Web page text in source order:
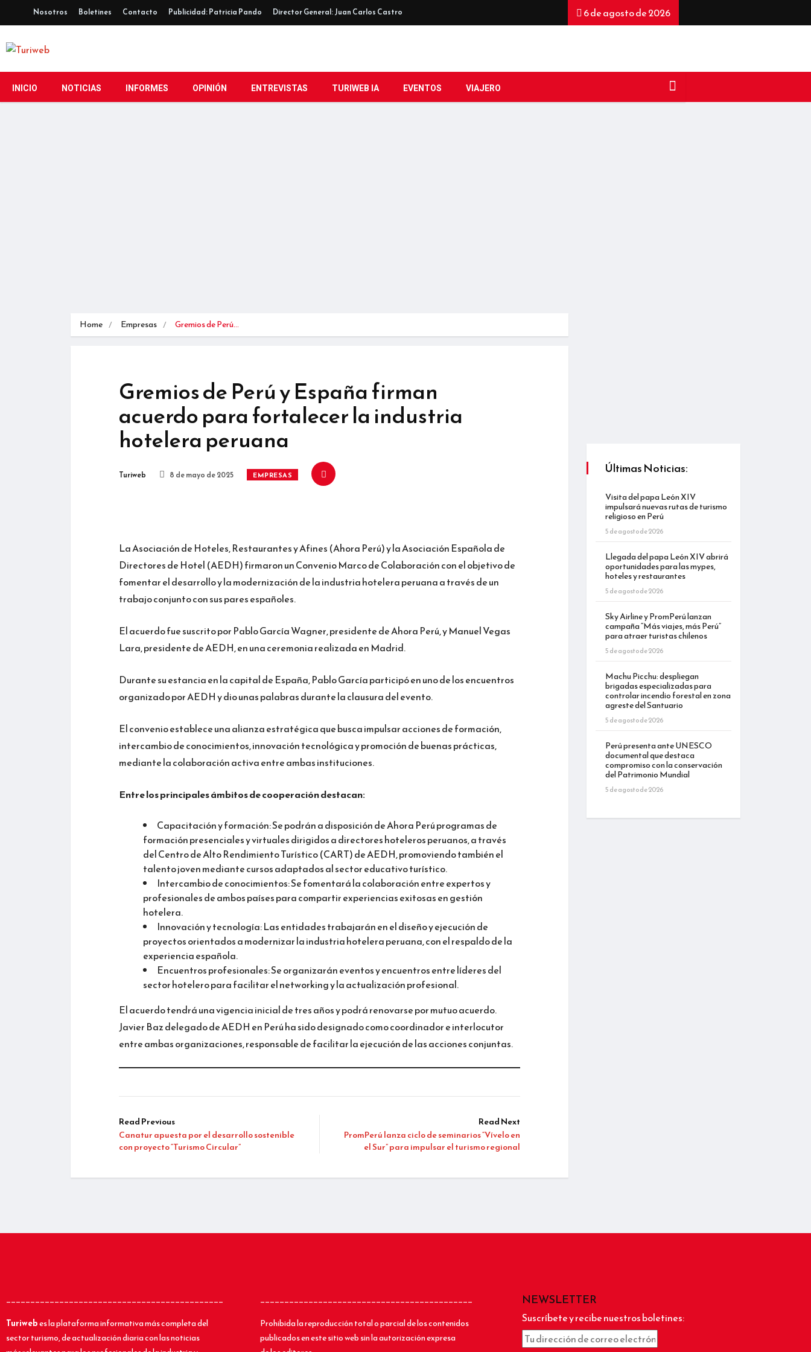
Nosotros Boletines Contacto Publicidad: Patricia Pando Director General: Juan Carlos Castro 6 de agosto de 2026
INICIO NOTICIAS INFORMES OPINIÓN ENTREVISTAS TURIWEB IA EVENTOS VIAJERO
Home Empresas Gremios de Perú…
Gremios de Perú y España firman
acuerdo para fortalecer la industria
hotelera peruana
Turiweb 8 de mayo de 2025 EMPRESAS
La Asociación de Hoteles, Restaurantes y Afines (Ahora Perú) y la Asociación Española de
Directores de Hotel (AEDH) firmaron un Convenio Marco de Colaboración con el objetivo de
fomentar el desarrollo y la modernización de la industria hotelera peruana a través de un
trabajo conjunto con sus pares españoles.
El acuerdo fue suscrito por Pablo García Wagner, presidente de Ahora Perú, y Manuel Vegas
Lara, presidente de AEDH, en una ceremonia realizada en Madrid.
Durante su estancia en la capital de España, Pablo García participó en uno de los encuentros
organizado por AEDH y dio unas palabras durante la clausura del evento.
El convenio establece una alianza estratégica que busca impulsar acciones de formación,
intercambio de conocimientos, innovación tecnológica y promoción de buenas prácticas,
mediante la colaboración activa entre ambas instituciones.
Entre los principales ámbitos de cooperación destacan:
Capacitación y formación: Se podrán a disposición de Ahora Perú programas de
formación presenciales y virtuales dirigidos a directores hoteleros peruanos, a través
del Centro de Alto Rendimiento Turístico (CART) de AEDH, promoviendo también el
talento joven mediante cursos adaptados al sector educativo turístico.
Intercambio de conocimientos: Se fomentará la colaboración entre expertos y
profesionales de ambos países para compartir experiencias exitosas en gestión
hotelera.
Innovación y tecnología: Las entidades trabajarán en el diseño y ejecución de
proyectos orientados a modernizar la industria hotelera peruana, con el respaldo de la
experiencia española.
Encuentros profesionales: Se organizarán eventos y encuentros entre líderes del
sector hotelero para facilitar el networking y la actualización profesional.
El acuerdo tendrá una vigencia inicial de tres años y podrá renovarse por mutuo acuerdo.
Javier Baz delegado de AEDH en Perú ha sido designado como coordinador e interlocutor
entre ambas organizaciones, responsable de facilitar la ejecución de las acciones conjuntas.
Read Previous
Canatur apuesta por el desarrollo sostenible
con proyecto “Turismo Circular”
Read Next
PromPerú lanza ciclo de seminarios “Vívelo en
el Sur” para impulsar el turismo regional
Últimas Noticias:
Visita del papa León XIV
impulsará nuevas rutas de turismo
religioso en Perú
5 de agosto de 2026
Llegada del papa León XIV abrirá
oportunidades para las mypes,
hoteles y restaurantes
5 de agosto de 2026
Sky Airline y PromPerú lanzan
campaña “Más viajes, más Perú”
para atraer turistas chilenos
5 de agosto de 2026
Machu Picchu: despliegan
brigadas especializadas para
controlar incendio forestal en zona
agreste del Santuario
5 de agosto de 2026
Perú presenta ante UNESCO
documental que destaca
compromiso con la conservación
del Patrimonio Mundial
5 de agosto de 2026
_____________________________________________
Turiwebes la plataforma informativa más completa del
sector turismo, de actualización diaria con las noticias
____________________________________________
Prohibida la reproducción total o parcial de los contenidos
publicados en este sitio web sin la autorización expresa
NEWSLETTER
Suscríbete y recibe nuestros boletines: